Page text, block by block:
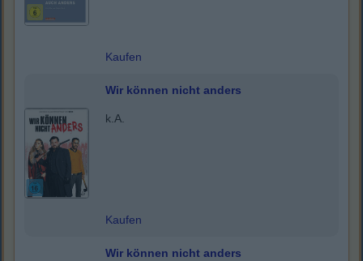
Kaufen
Wir können nicht anders
k.A.
Kaufen
Wir können nicht anders